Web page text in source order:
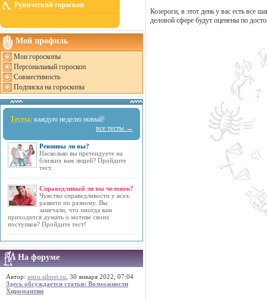
Рунический гороскоп
Мой профиль
Мои гороскопы
Персональный гороскоп
Совместимость
Подписка на гороскопы
Тесты: каждую неделю новый!
все тесты →
Ревнивы ли вы?
Насколько вы претендуете на
близких вам людей? Пройдите
тест.
Справедливый ли вы человек?
Чувство справедливости у всех
развито по разному. Вы
замечали, что иногда вам
приходится думать о мотиве своих
поступков? Пройдите тест!
На форуме
Автор: astro.sibnet.ru , 30 января 2022, 07:04
Здесь обсуждается статья: Возможности
Хиромантии
Козероги, в этот день у вас есть все
деловой сфере будут оценены по